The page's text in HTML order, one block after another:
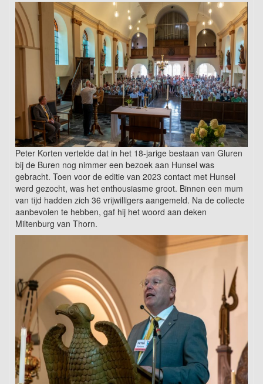
Peter Korten vertelde dat in het 18-jarige bestaan van Gluren
bij de Buren nog nimmer een bezoek aan Hunsel was
gebracht. Toen voor de editie van 2023 contact met Hunsel
werd gezocht, was het enthousiasme groot. Binnen een mum
van tijd hadden zich 36 vrijwilligers aangemeld. Na de collecte
aanbevolen te hebben, gaf hij het woord aan deken
Miltenburg van Thorn.